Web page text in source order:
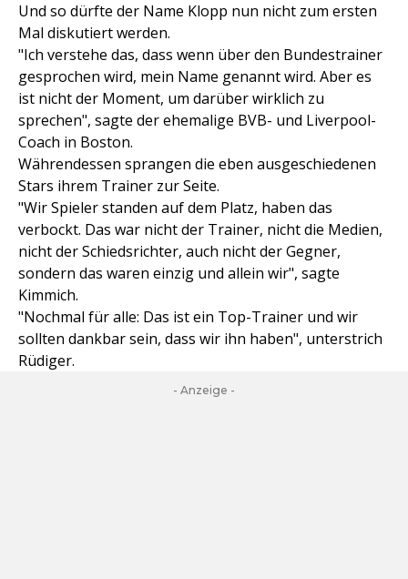
Und so dürfte der Name Klopp nun nicht zum ersten
Mal diskutiert werden.
"Ich verstehe das, dass wenn über den Bundestrainer
gesprochen wird, mein Name genannt wird. Aber es
ist nicht der Moment, um darüber wirklich zu
sprechen", sagte der ehemalige BVB- und Liverpool-
Coach in Boston.
Währendessen sprangen die eben ausgeschiedenen
Stars ihrem Trainer zur Seite.
"Wir Spieler standen auf dem Platz, haben das
verbockt. Das war nicht der Trainer, nicht die Medien,
nicht der Schiedsrichter, auch nicht der Gegner,
sondern das waren einzig und allein wir", sagte
Kimmich.
"Nochmal für alle: Das ist ein Top-Trainer und wir
sollten dankbar sein, dass wir ihn haben", unterstrich
Rüdiger.
- Anzeige -